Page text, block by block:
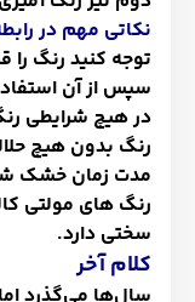
نکاتی مهم در
توجه کنید رنگ
سپس از آن
در هیچ شرایطی رنگ
رنگ بدون هیچ
مدت زمان خشک شدن رنگ
رنگ های مولتی
سختی دارد.
کلام آخر